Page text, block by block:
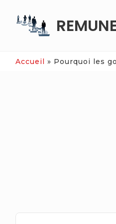
Accueil » Pourquoi les